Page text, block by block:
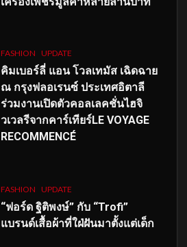
FASHION UPDATE
คิมเบอร์ลี่ แอน โวลเทมัส เฉิดฉาย
ณ กรุงฟลอเรนซ์ ประเทศอิตาลี
ร่วมงานเปิดตัวคอลเลคชั่นไฮจิ
วเวลรีจากคาร์เทียร์LE VOYAGE
RECOMMENCÉ
FASHION UPDATE
“ฟอร์ด ฐิติพงษ์” กับ “Trofi”
แบรนด์เสื้อผ้าที่ใฝ่ฝันมาตั้งแต่เด็ก